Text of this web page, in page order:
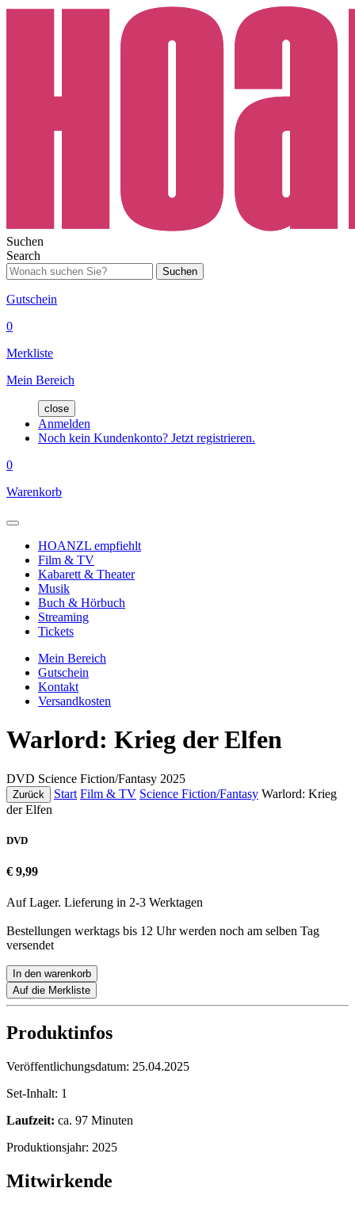
Suchen
Search
Suchen
Gutschein
0
Merkliste
Mein Bereich
close
Anmelden
Noch kein Kundenkonto? Jetzt registrieren.
0
Warenkorb
HOANZL empfiehlt
Film & TV
Kabarett & Theater
Musik
Buch & Hörbuch
Streaming
Tickets
Mein Bereich
Gutschein
Kontakt
Versandkosten
Warlord: Krieg der Elfen
DVD Science Fiction/Fantasy 2025
Zurück Start Film & TV Science Fiction/Fantasy Warlord: Krieg
der Elfen
DVD
€ 9,99
Auf Lager. Lieferung in 2-3 Werktagen
Bestellungen werktags bis 12 Uhr werden noch am selben Tag
versendet
In den warenkorb
Auf die Merkliste
Produktinfos
Veröffentlichungsdatum: 25.04.2025
Set-Inhalt: 1
Laufzeit: ca. 97 Minuten
Produktionsjahr: 2025
Mitwirkende